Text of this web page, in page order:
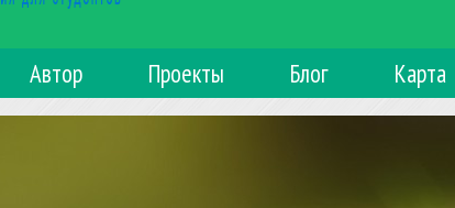
Автор Проекты Блог Карта